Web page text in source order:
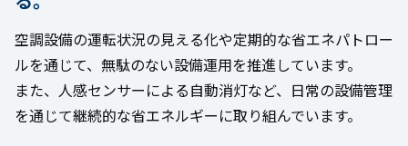
空調設備の運転状況の見える化や定期的な省エネパトロー
ルを通じて、無駄のない設備運用を推進しています。
また、人感センサーによる自動消灯など、日常の設備管理
を通じて継続的な省エネルギーに取り組んでいます。